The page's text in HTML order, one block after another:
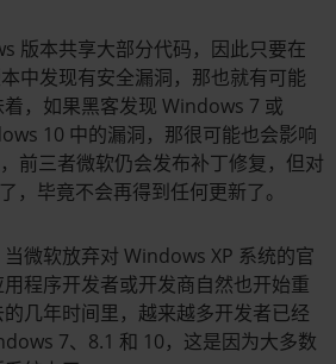
版本共享大部分代码，因此只要在
中发现有安全漏洞，那也就有可能
，如果黑客发现 Windows 7 或
10 中的漏洞，那很可能也会影响
前三者微软仍会发布补丁修复，但对
，毕竟不会再得到任何更新了。
微软放弃对 Windows XP 系统的官
程序开发者或开发商自然也开始重
几年时间里，越来越多开发者已经
7、8.1 和 10，这是因为大多数